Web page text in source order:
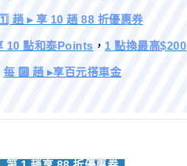
趟 ▸ 享 10 趟 88 折優惠券
10 點和泰Points ， 1 點換最高$200
每 🔟 趟 ▸享百元搭車金